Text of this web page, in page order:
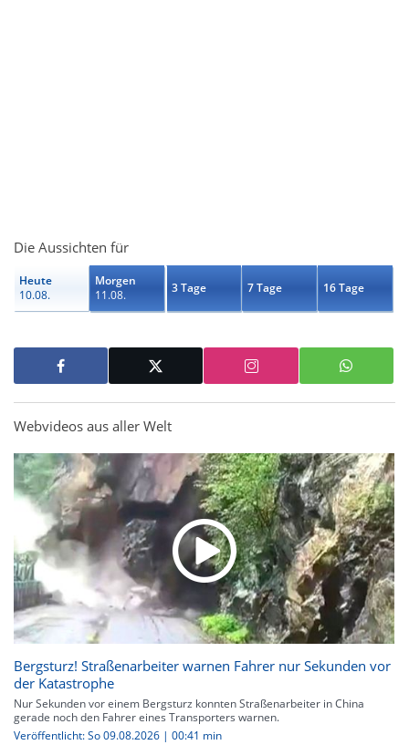
Die Aussichten für
Heute
10.08.
Morgen
11.08.
3 Tage 7 Tage 16 Tage
Webvideos aus aller Welt
Bergsturz! Straßenarbeiter warnen Fahrer nur Sekunden vor
der Katastrophe
Nur Sekunden vor einem Bergsturz konnten Straßenarbeiter in China
gerade noch den Fahrer eines Transporters warnen.
Veröffentlicht: So 09.08.2026 | 00:41 min